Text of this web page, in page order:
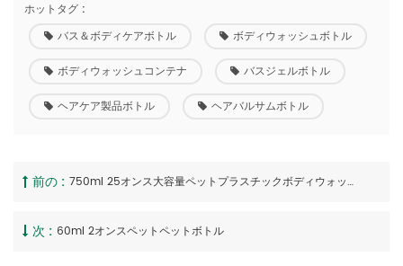
ホットタグ :
バス＆ボディケアボトル
ボディウォッシュボトル
ボディウォッシュコンテナ バスジェルボトル
ヘアケア製品ボトル ヘアバルサムボトル
前の : 750ml 25オンス大容量ペットプラスチックボディウォッシュボトル
次 : 60ml 2オンスペットペットボトル